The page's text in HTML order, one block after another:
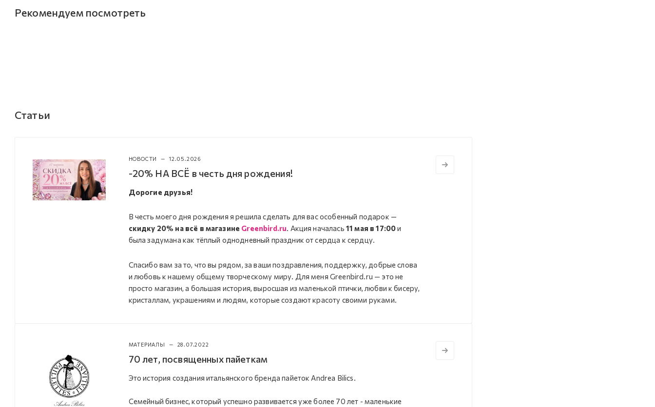
Рекомендуем посмотреть
Статьи
НОВОСТИ — 12.05.2026
-20% НА ВСЁ в честь дня рождения!
Дорогие друзья!
В честь моего дня рождения я решила сделать для вас особенный подарок —
скидку 20% на всё в магазине Greenbird.ru. Акция началась 11 мая в 17:00и
была задумана как тёплый однодневный праздник от сердца к сердцу.
Спасибо вам за то, что вы рядом, за ваши поздравления, поддержку, добрые слова
и любовь к нашему общему творческому миру. Для меня Greenbird.ru — это не
просто магазин, а большая история, выросшая из маленькой птички, любви к бисеру,
кристаллам, украшениям и людям, которые создают красоту своими руками.
МАТЕРИАЛЫ — 28.07.2022
70 лет, посвященных пайеткам
Это история создания итальянского бренда пайеток Andrea Bilics.
Семейный бизнес, который успешно развивается уже более 70 лет - маленькие